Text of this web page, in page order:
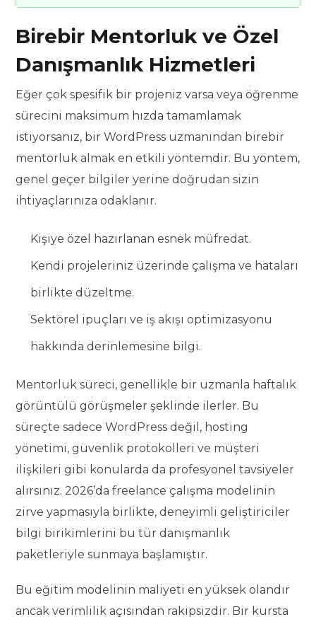
Birebir Mentorluk ve Özel
Danışmanlık Hizmetleri
Eğer çok spesifik bir projeniz varsa veya öğrenme
sürecini maksimum hızda tamamlamak
istiyorsanız, bir WordPress uzmanından birebir
mentorluk almak en etkili yöntemdir. Bu yöntem,
genel geçer bilgiler yerine doğrudan sizin
ihtiyaçlarınıza odaklanır.
Kişiye özel hazırlanan esnek müfredat.
Kendi projeleriniz üzerinde çalışma ve hataları
birlikte düzeltme.
Sektörel ipuçları ve iş akışı optimizasyonu
hakkında derinlemesine bilgi.
Mentorluk süreci, genellikle bir uzmanla haftalık
görüntülü görüşmeler şeklinde ilerler. Bu
süreçte sadece WordPress değil, hosting
yönetimi, güvenlik protokolleri ve müşteri
ilişkileri gibi konularda da profesyonel tavsiyeler
alırsınız. 2026’da freelance çalışma modelinin
zirve yapmasıyla birlikte, deneyimli geliştiriciler
bilgi birikimlerini bu tür danışmanlık
paketleriyle sunmaya başlamıştır.
Bu eğitim modelinin maliyeti en yüksek olandır
ancak verimlilik açısından rakipsizdir. Bir kursta